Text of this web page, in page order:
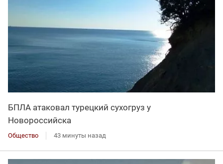
БПЛА атаковал турецкий сухогруз у
Новороссийска
Общество 43 минуты назад